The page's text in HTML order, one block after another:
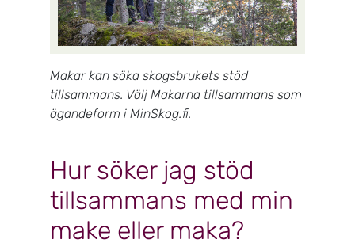
Makar kan söka skogsbrukets stöd
tillsammans. Välj Makarna tillsammans som
ägandeform i MinSkog.fi.
Hur söker jag stöd
tillsammans med min
make eller maka?